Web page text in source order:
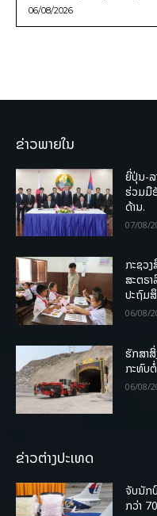
06/08/2026
ຂ່າວພາຍໃນ
ຍີ່ປຸ່ນ-ລ
ຮ່ວມມື
ດ້ານ.
07/08/
ກະຊວ
ສະຕຣ
ປະຖົມ
06/08/
ຮັກສາ
ກະທົບ
06/08/
ຂ່າວຕ່າງປະເທດ
ຈັບນັກ
ກວ່າ